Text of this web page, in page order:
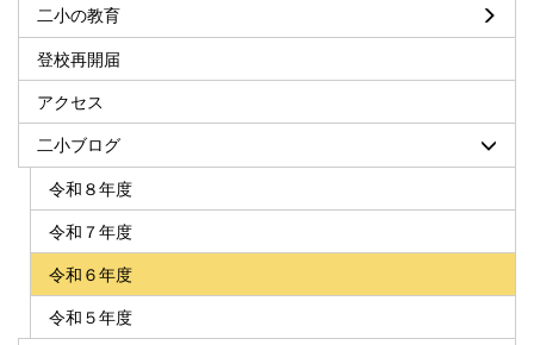
二小の教育
登校再開届
アクセス
二小ブログ
令和８年度
令和７年度
令和６年度
令和５年度